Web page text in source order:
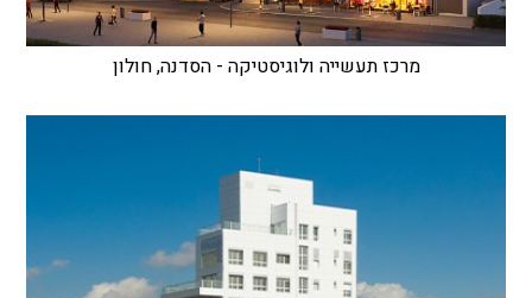
מרכז תעשייה ולוגיסטיקה - הסדנה, חולון